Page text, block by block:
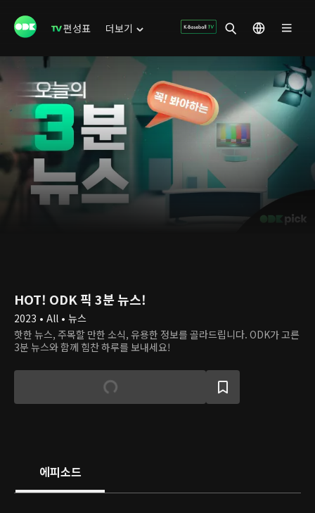
편성표 더보기
HOT! ODK 픽 3분 뉴스!
2023 • All • 뉴스
핫한 뉴스, 주목할 만한 소식, 유용한 정보를 골라드립니다. ODK가 고른
3분 뉴스와 함께 힘찬 하루를 보내세요!
에피소드